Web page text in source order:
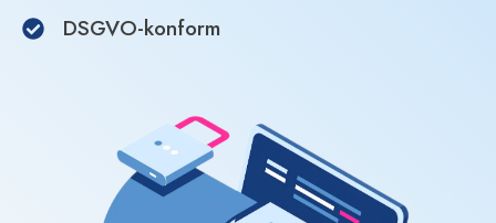
DSGVO-konform